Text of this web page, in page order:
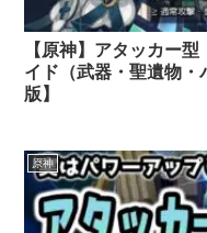
【原神】アタッカー
イド（武器・聖遺物・
版】
原神